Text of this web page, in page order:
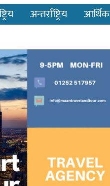
अन्तर्राष्ट्रिय आर्थिक